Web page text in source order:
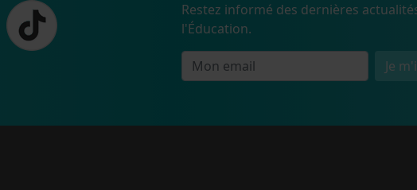
Restez informé des dernières
l'Éducation.
Je